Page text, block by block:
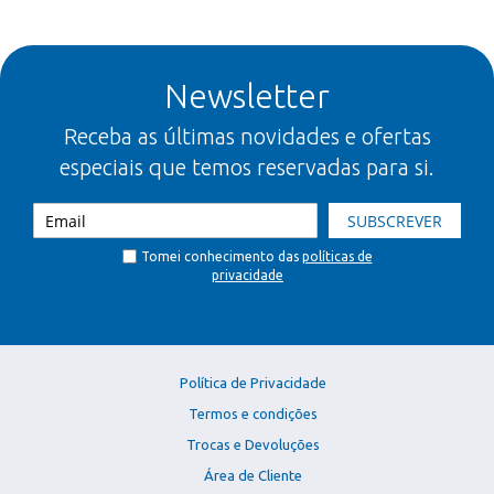
Newsletter
Receba as últimas novidades e ofertas
especiais que temos reservadas para si.
SUBSCREVER
Tomei conhecimento das políticas de
privacidade
Política de Privacidade
Termos e condições
Trocas e Devoluções
Área de Cliente